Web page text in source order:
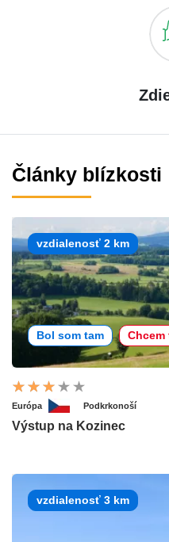
Články blízkosti
vzdialenosť 2 km
Bol som tam Chcem
Európa Podkrkonoší
Výstup na Kozinec
vzdialenosť 3 km